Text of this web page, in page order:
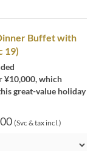
Buffet with
19)
¥10,000, which
great-value holiday
(Svc & tax incl.)